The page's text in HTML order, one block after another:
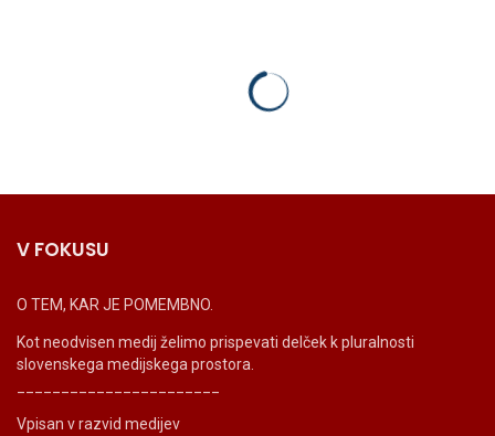
V FOKUSU
O TEM, KAR JE POMEMBNO.
Kot neodvisen medij želimo prispevati delček k pluralnosti
slovenskega medijskega prostora.
Vpisan v razvid medijev